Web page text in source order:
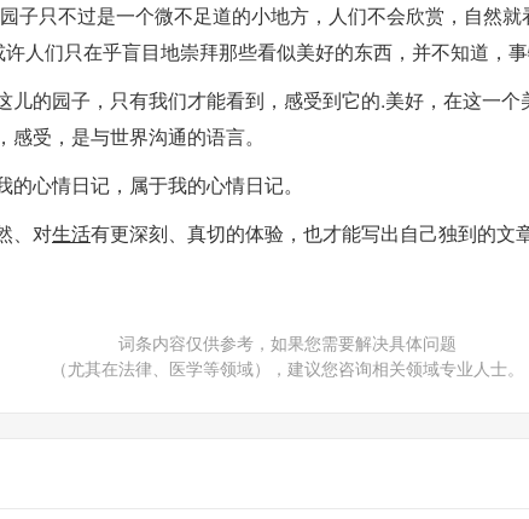
子只不过是一个微不足道的小地方，人们不会欣赏，自然
许人们只在乎盲目地崇拜那些看似美好的东西，并不知道，事
儿的园子，只有我们才能看到，感受到它的.美好，在这一
受，是与世界沟通的语言。
心情日记，属于我的心情日记。
、对生活有更深刻、真切的体验，也才能写出自己独到的文章
词条内容仅供参考，如果您需要解决具体问题
（尤其在法律、医学等领域），建议您咨询相关领域专业人士。